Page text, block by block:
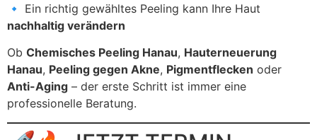
🔹 Ein richtig gewähltes Peeling kann Ihre Haut
nachhaltig verändern
Ob Chemisches Peeling Hanau, Hauterneuerung
Hanau, Peeling gegen Akne, Pigmentflecken oder
Anti-Aging – der erste Schritt ist immer eine
professionelle Beratung.